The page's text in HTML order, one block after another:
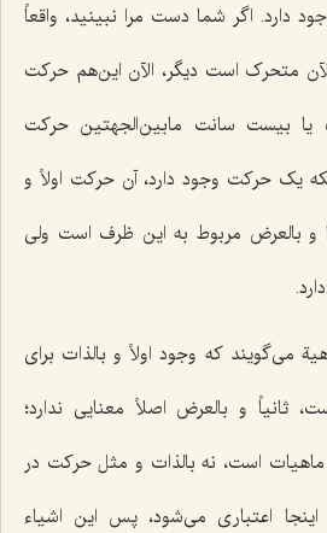
دارد. اگر شما دست مرا نبینید، واقعاً
متحرک است دیگر، الآن این‌هم حرکت
یا بیست سانت مابین‌الجهتین حرکت
یک حرکت وجود دارد، آن حرکت اولاً و
و بالعرض مربوط به این ظرف است ولی
می‌گویند که وجود اولاً و بالذات برای
و بالعرض اصلاً معنایی ندارد؛
ماهیات است، نه بالذات و مثل حرکت در
اعتباری می‌شود، پس این اشیاء